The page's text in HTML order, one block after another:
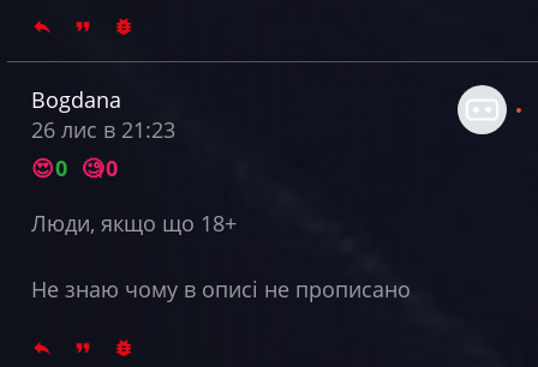
Bogdana
26 лис в 21:23
😍0 🧐0
Люди, якщо що 18+
Не знаю чому в описі не прописано